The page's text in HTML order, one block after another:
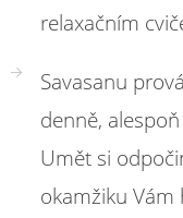
relaxačním
Savasanu
denně,
Umět si
okamžiku